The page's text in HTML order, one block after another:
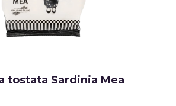
tostata Sardinia Mea